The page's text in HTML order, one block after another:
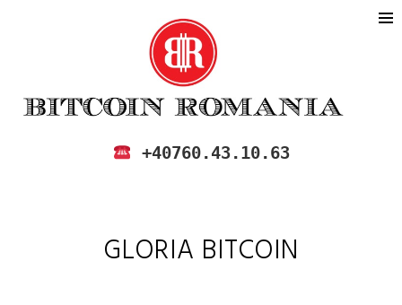
BITCOIN ROMANIA
CUMPARA SI VINDE BITCOIN IN
+40760.43.10.63
GLORIA BITCOIN